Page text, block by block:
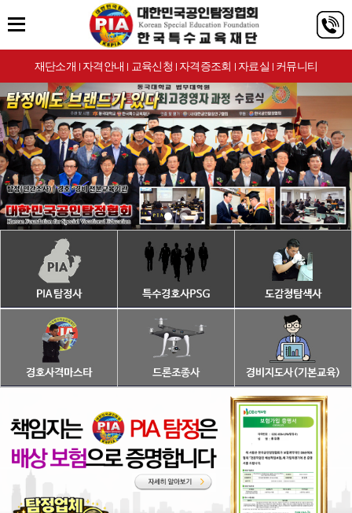
재단소개 | 자격안내 | 교육신청 | 자격증조회 | 자료실 | 커뮤니티